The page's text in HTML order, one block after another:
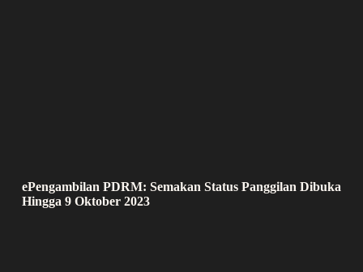
ePengambilan PDRM: Semakan Status Panggilan Dibuka
Hingga 9 Oktober 2023